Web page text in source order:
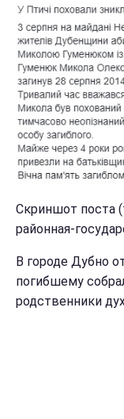
Скриншот поста
районная-
В городе Дубно
погибшему
родственники